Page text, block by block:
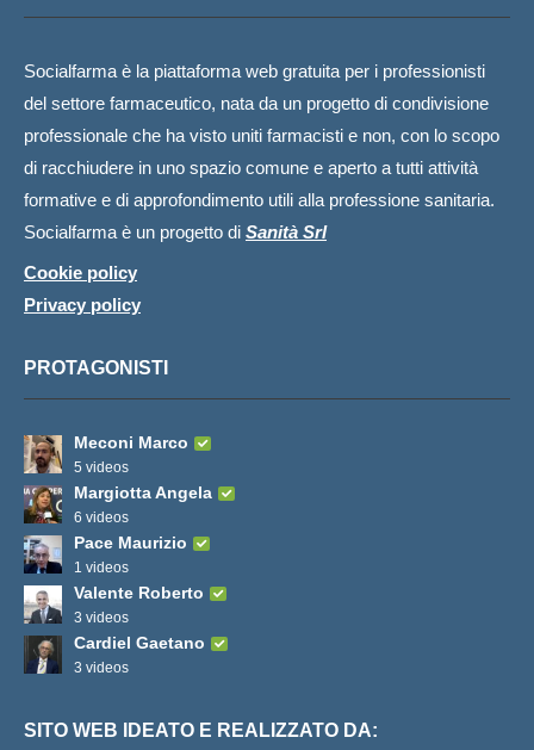
Socialfarma è la piattaforma web gratuita per i professionisti
del settore farmaceutico, nata da un progetto di condivisione
professionale che ha visto uniti farmacisti e non, con lo scopo
di racchiudere in uno spazio comune e aperto a tutti attività
formative e di approfondimento utili alla professione sanitaria.
Socialfarma è un progetto di Sanità Srl
Cookie policy
Privacy policy
PROTAGONISTI
Meconi Marco
5 videos
Margiotta Angela
6 videos
Pace Maurizio
1 videos
Valente Roberto
3 videos
Cardiel Gaetano
3 videos
SITO WEB IDEATO E REALIZZATO DA: